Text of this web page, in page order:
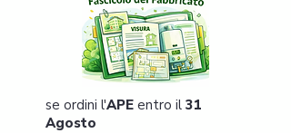
se ordini l'APE entro il 31
Agosto